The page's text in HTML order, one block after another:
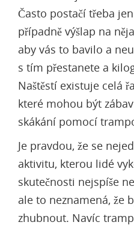
Často postačí třeba
případně výšlap na
aby vás to bavilo a
s tím přestanete a
Naštěstí existuje celá
které mohou být
skákání pomocí
Je pravdou, že se
aktivitu, kterou lidé
skutečnosti nejspíše
ale to neznamená, že
zhubnout. Navíc